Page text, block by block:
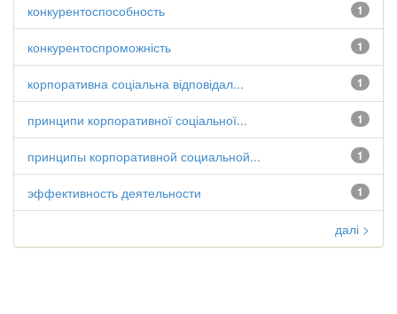
1
конкурентоспособность
1
конкурентоспроможність
1
корпоративна соціальна відповідал...
1
принципи корпоративної соціальної...
1
принципы корпоративной социальной...
1
эффективность деятельности
далі >